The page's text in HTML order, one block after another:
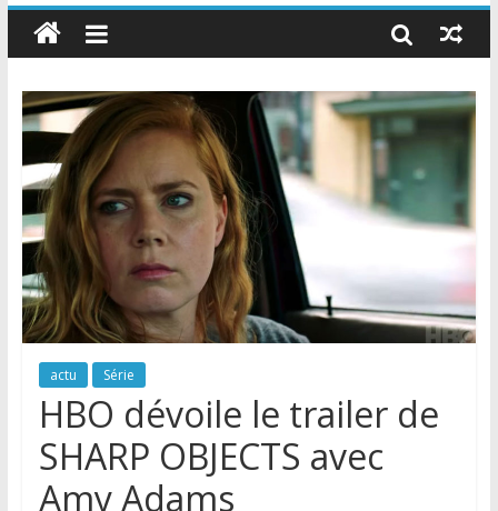
actu Série
HBO dévoile le trailer de
SHARP OBJECTS avec
Amy Adams